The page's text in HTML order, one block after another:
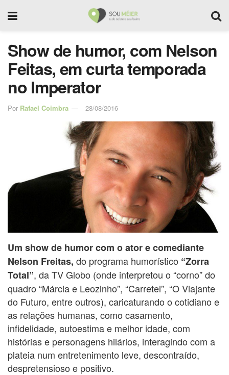
Show de humor, com Nelson
Feitas, em curta temporada
no Imperator
Por Rafael Coimbra 28/08/2016
Um show de humor com o ator e comediante
Nelson Freitas, do programa humorístico “Zorra
Total”, da TV Globo (onde interpretou o “corno” do
quadro “Márcia e Leozinho”, “Carretel”, “O Viajante
do Futuro, entre outros), caricaturando o cotidiano e
as relações humanas, como casamento,
infidelidade, autoestima e melhor idade, com
histórias e personagens hilários, interagindo com a
plateia num entretenimento leve, descontraído,
despretensioso e positivo.